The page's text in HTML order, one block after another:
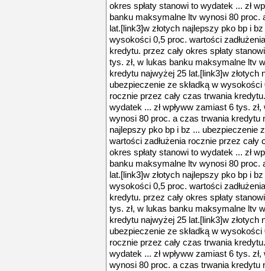
okres spłaty stanowi to wydatek ... zł
banku maksymalne ltv wynosi 80
lat.[link3]w złotych najlepszy pko bp i
wysokości 0,5 proc. wartości
kredytu. przez cały okres spłaty
tys. zł, w lukas banku maksymalne ltv
kredytu najwyżej 25 lat.[link3]w złotych
ubezpieczenie ze składką w
rocznie przez cały czas trwania
wydatek ... zł wpływw zamiast 6 tys.
wynosi 80 proc. a czas trwania kredytu
najlepszy pko bp i bz ... ubezpieczenie
wartości zadłużenia rocznie przez cały
okres spłaty stanowi to wydatek ... zł
banku maksymalne ltv wynosi 80
lat.[link3]w złotych najlepszy pko bp i
wysokości 0,5 proc. wartości
kredytu. przez cały okres spłaty
tys. zł, w lukas banku maksymalne ltv
kredytu najwyżej 25 lat.[link3]w złotych
ubezpieczenie ze składką w
rocznie przez cały czas trwania
wydatek ... zł wpływw zamiast 6 tys.
wynosi 80 proc. a czas trwania kredytu